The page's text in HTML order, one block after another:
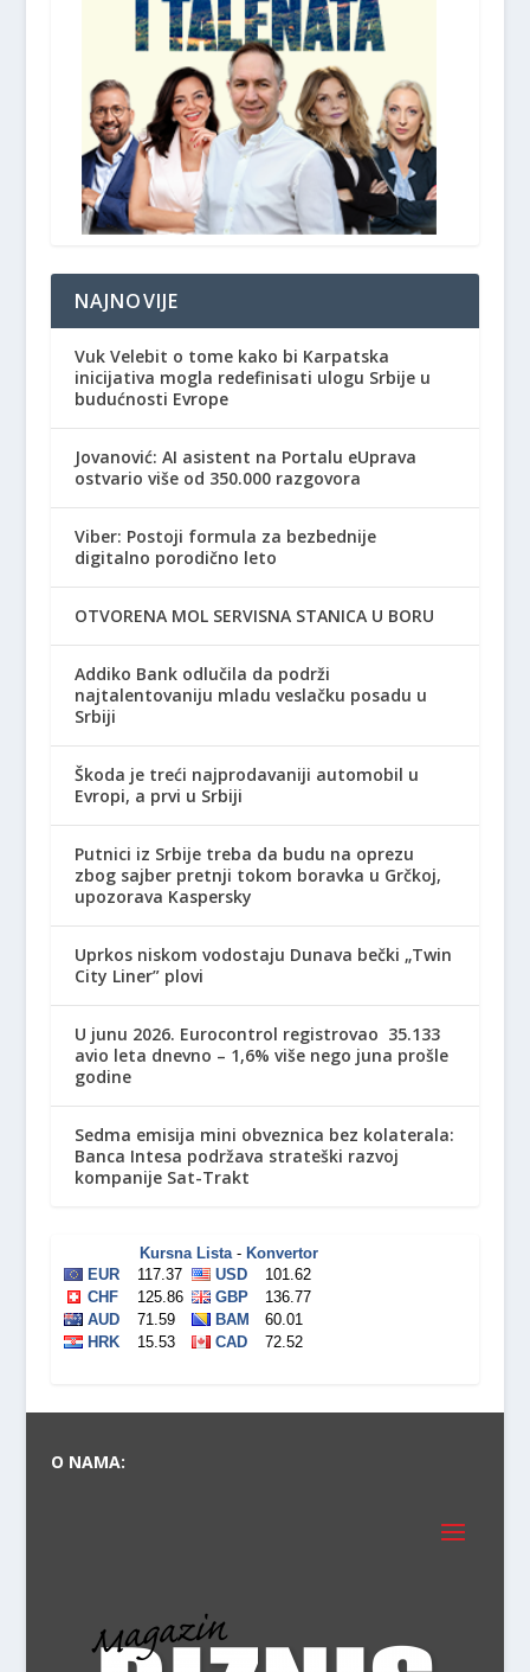
NAJNOVIJE
Vuk Velebit o tome kako bi Karpatska
inicijativa mogla redefinisati ulogu Srbije u
budućnosti Evrope
Jovanović: AI asistent na Portalu eUprava
ostvario više od 350.000 razgovora
Viber: Postoji formula za bezbednije
digitalno porodično leto
OTVORENA MOL SERVISNA STANICA U BORU
Addiko Bank odlučila da podrži
najtalentovaniju mladu veslačku posadu u
Srbiji
Škoda je treći najprodavaniji automobil u
Evropi, a prvi u Srbiji
Putnici iz Srbije treba da budu na oprezu
zbog sajber pretnji tokom boravka u Grčkoj,
upozorava Kaspersky
Uprkos niskom vodostaju Dunava bečki „Twin
City Liner” plovi
U junu 2026. Eurocontrol registrovao 35.133
avio leta dnevno – 1,6% više nego juna prošle
godine
Sedma emisija mini obveznica bez kolaterala:
Banca Intesa podržava strateški razvoj
kompanije Sat-Trakt
O NAMA: